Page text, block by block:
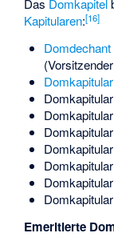
Das Domkapitel
Kapitularen:[16]
Domdechant
Domkapitular
Domkapitular
Emeritierte